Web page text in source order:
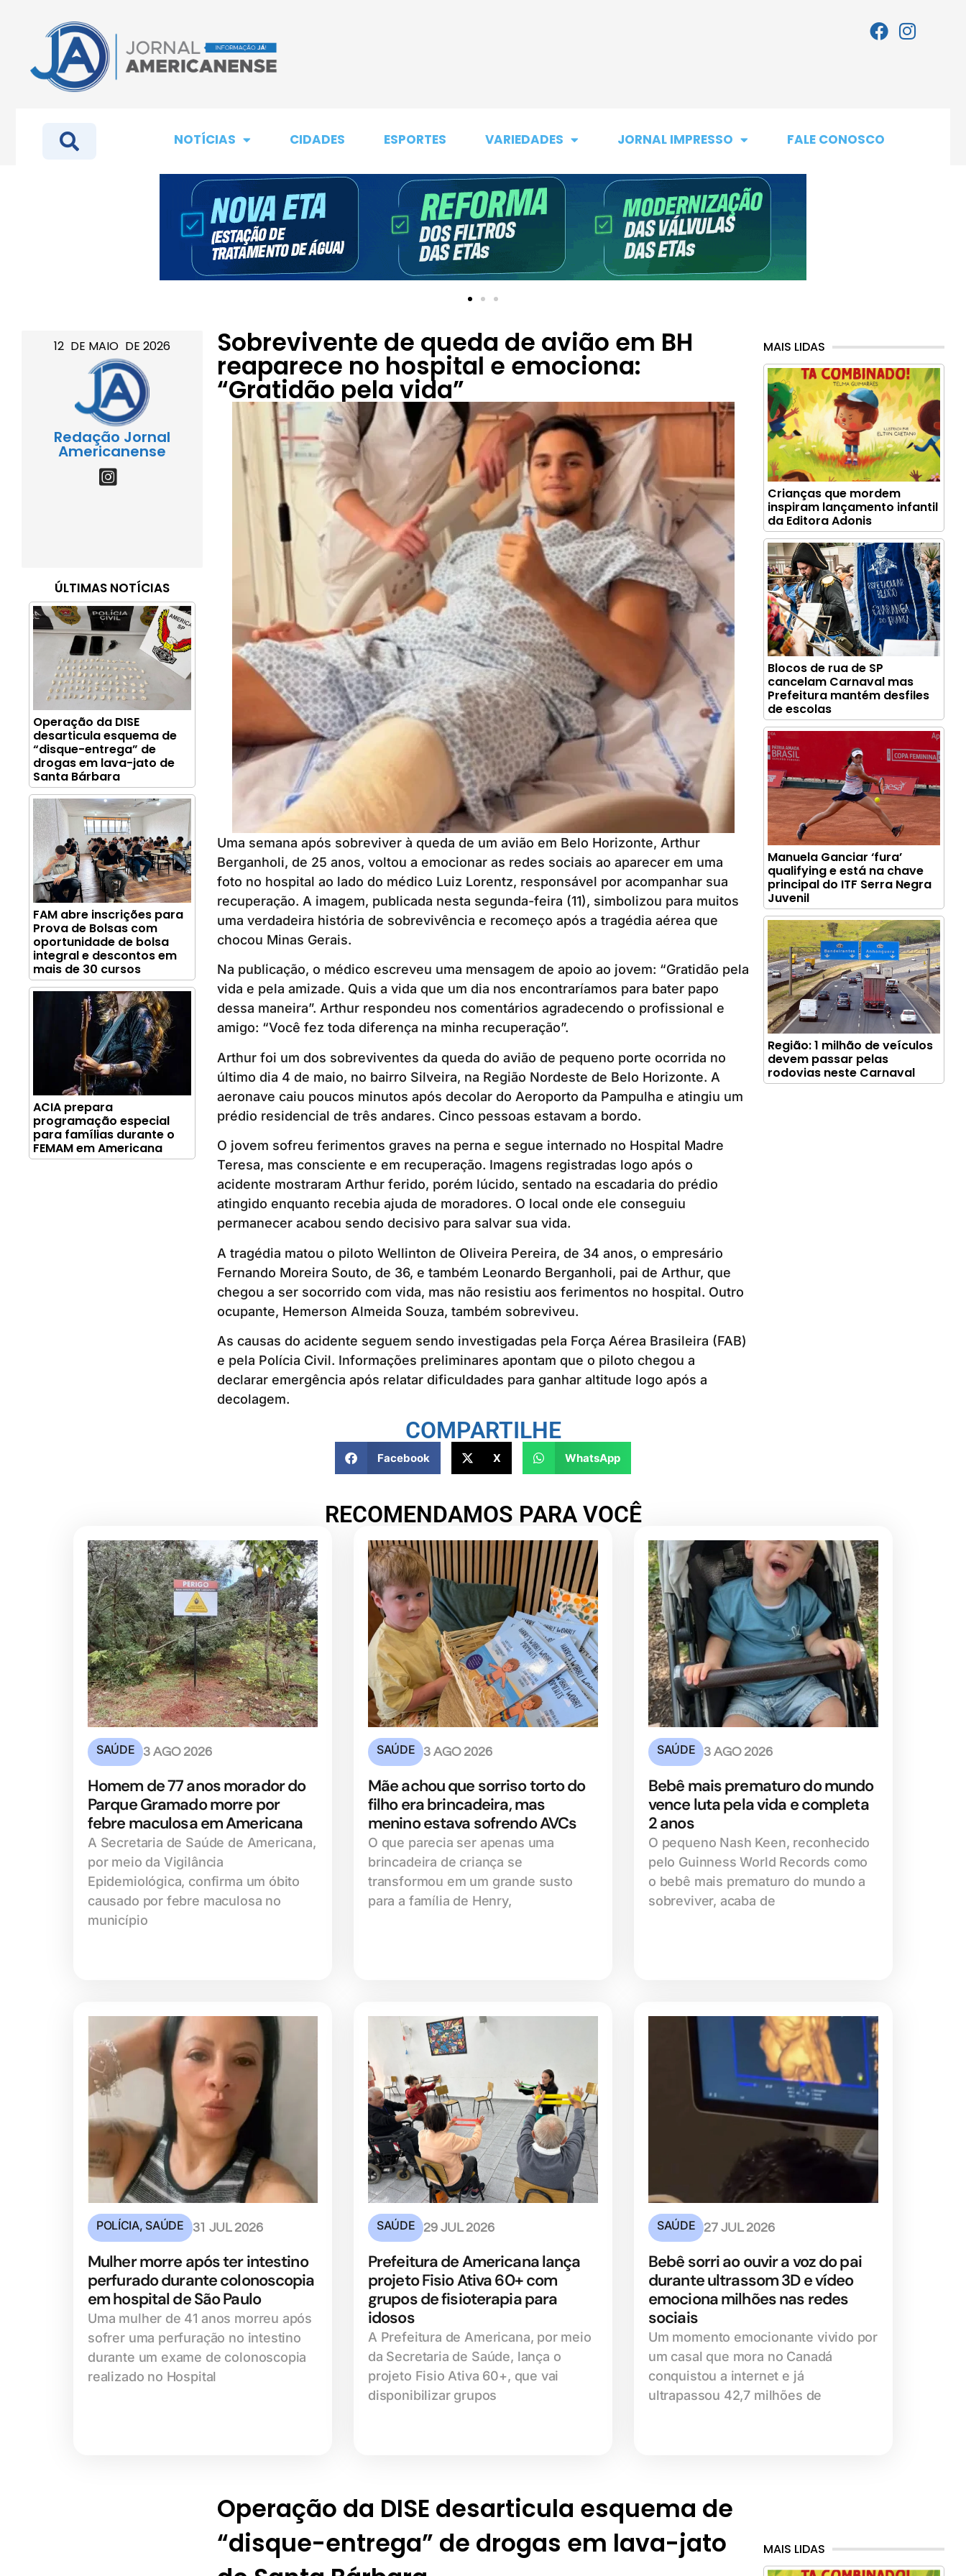
NOTÍCIAS CIDADES ESPORTES VARIEDADES JORNAL IMPRESSO FALE CONOSCO
12 DE MAIO DE 2026
Redação Jornal
Americanense
ÚLTIMAS NOTÍCIAS
Operação da DISE
desarticula esquema de
“disque-entrega” de
drogas em lava-jato de
Santa Bárbara
FAM abre inscrições para
Prova de Bolsas com
oportunidade de bolsa
integral e descontos em
mais de 30 cursos
ACIA prepara
programação especial
para famílias durante o
FEMAM em Americana
Sobrevivente de queda de avião em BH
reaparece no hospital e emociona:
“Gratidão pela vida”
Uma semana após sobreviver à queda de um avião em Belo Horizonte, Arthur
Berganholi, de 25 anos, voltou a emocionar as redes sociais ao aparecer em uma
foto no hospital ao lado do médico Luiz Lorentz, responsável por acompanhar sua
recuperação. A imagem, publicada nesta segunda-feira (11), simbolizou para muitos
uma verdadeira história de sobrevivência e recomeço após a tragédia aérea que
chocou Minas Gerais.
Na publicação, o médico escreveu uma mensagem de apoio ao jovem: “Gratidão pela
vida e pela amizade. Quis a vida que um dia nos encontraríamos para bater papo
dessa maneira”. Arthur respondeu nos comentários agradecendo o profissional e
amigo: “Você fez toda diferença na minha recuperação”.
Arthur foi um dos sobreviventes da queda do avião de pequeno porte ocorrida no
último dia 4 de maio, no bairro Silveira, na Região Nordeste de Belo Horizonte. A
aeronave caiu poucos minutos após decolar do Aeroporto da Pampulha e atingiu um
prédio residencial de três andares. Cinco pessoas estavam a bordo.
O jovem sofreu ferimentos graves na perna e segue internado no Hospital Madre
Teresa, mas consciente e em recuperação. Imagens registradas logo após o
acidente mostraram Arthur ferido, porém lúcido, sentado na escadaria do prédio
atingido enquanto recebia ajuda de moradores. O local onde ele conseguiu
permanecer acabou sendo decisivo para salvar sua vida.
A tragédia matou o piloto Wellinton de Oliveira Pereira, de 34 anos, o empresário
Fernando Moreira Souto, de 36, e também Leonardo Berganholi, pai de Arthur, que
chegou a ser socorrido com vida, mas não resistiu aos ferimentos no hospital. Outro
ocupante, Hemerson Almeida Souza, também sobreviveu.
As causas do acidente seguem sendo investigadas pela Força Aérea Brasileira (FAB)
e pela Polícia Civil. Informações preliminares apontam que o piloto chegou a
declarar emergência após relatar dificuldades para ganhar altitude logo após a
decolagem.
COMPARTILHE
Facebook X WhatsApp
MAIS LIDAS
Crianças que mordem
inspiram lançamento infantil
da Editora Adonis
Blocos de rua de SP
cancelam Carnaval mas
Prefeitura mantém desfiles
de escolas
Manuela Ganciar ‘fura’
qualifying e está na chave
principal do ITF Serra Negra
Juvenil
Região: 1 milhão de veículos
devem passar pelas
rodovias neste Carnaval
RECOMENDAMOS PARA VOCÊ
SAÚDE 3 AGO 2026
Homem de 77 anos morador do
Parque Gramado morre por
febre maculosa em Americana
A Secretaria de Saúde de Americana,
por meio da Vigilância
Epidemiológica, confirma um óbito
causado por febre maculosa no
município
SAÚDE 3 AGO 2026
Mãe achou que sorriso torto do
filho era brincadeira, mas
menino estava sofrendo AVCs
O que parecia ser apenas uma
brincadeira de criança se
transformou em um grande susto
para a família de Henry,
SAÚDE 3 AGO 2026
Bebê mais prematuro do mundo
vence luta pela vida e completa
2 anos
O pequeno Nash Keen, reconhecido
pelo Guinness World Records como
o bebê mais prematuro do mundo a
sobreviver, acaba de
POLÍCIA, SAÚDE 31 JUL 2026
Mulher morre após ter intestino
perfurado durante colonoscopia
em hospital de São Paulo
Uma mulher de 41 anos morreu após
sofrer uma perfuração no intestino
durante um exame de colonoscopia
realizado no Hospital
SAÚDE 29 JUL 2026
Prefeitura de Americana lança
projeto Fisio Ativa 60+ com
grupos de fisioterapia para
idosos
A Prefeitura de Americana, por meio
da Secretaria de Saúde, lança o
projeto Fisio Ativa 60+, que vai
disponibilizar grupos
SAÚDE 27 JUL 2026
Bebê sorri ao ouvir a voz do pai
durante ultrassom 3D e vídeo
emociona milhões nas redes
sociais
Um momento emocionante vivido por
um casal que mora no Canadá
conquistou a internet e já
ultrapassou 42,7 milhões de
Operação da DISE desarticula esquema de
“disque-entrega” de drogas em lava-jato
MAIS LIDAS